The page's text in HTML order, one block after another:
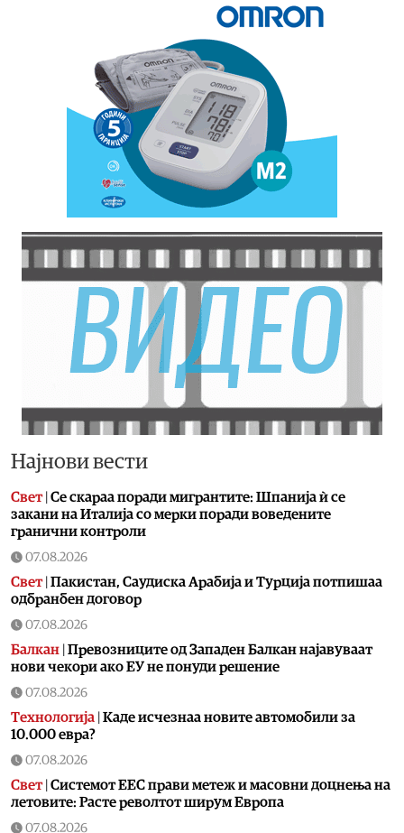
Најнови вести
Свет| Се скараа поради мигрантите: Шпанија ѝ се
закани на Италија со мерки поради воведените
гранични контроли
07.08.2026
Свет| Пакистан, Саудиска Арабија и Турција потпишаа
одбранбен договор
07.08.2026
Балкан Превозниците од Западен Балкан најавуваат
нови чекори ако ЕУ не понуди решение
07.08.2026
Технологија Kаде исчезнаа новите автомобили за
10.000 евра?
07.08.2026
Свет| Системот ЕЕС прави метеж и масовни доцнења на
летовите: Расте револтот ширум Европа
07.08.2026